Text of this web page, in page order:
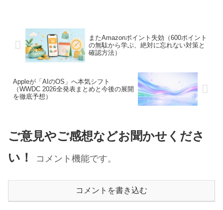
またAmazonポイント失効（600ポイント
の無駄から学ぶ、絶対に忘れない対策と
確認方法）
Appleが「AIのOS」へ本気シフト
（WWDC 2026全発表まとめと今後の展開
を徹底予想）
ご意見やご感想などお聞かせくださ
い！
コメント機能です。
コメントを書き込む